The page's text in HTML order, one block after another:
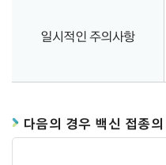
일시적인 주의사항
다음의 경우 백신 접종